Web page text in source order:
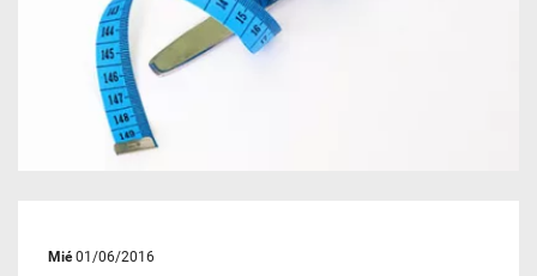
Mié01/06/2016